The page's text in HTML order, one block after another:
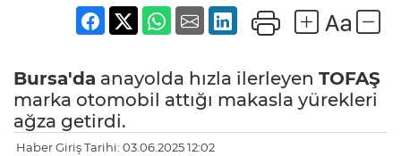
Bursa'da anayolda hızla ilerleyen TOFAŞ
marka otomobil attığı makasla yürekleri
ağza getirdi.
Haber Giriş Tarihi: 03.06.2025 12:02